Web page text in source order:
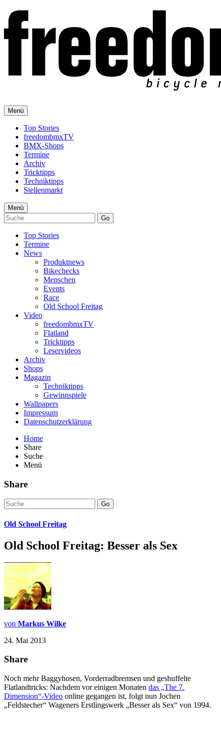
Menü
Top Stories
freedombmxTV
BMX-Shops
Termine
Archiv
Tricktipps
Techniktipps
Stellenmarkt
Menü
Go
Top Stories
Termine
News
Produktnews
Bikechecks
Menschen
Events
Race
Old School Freitag
Video
freedombmxTV
Flatland
Tricktipps
Leservideos
Archiv
Shops
Magazin
Techniktipps
Gewinnspiele
Wallpapers
Impressum
Datenschutzerklärung
Home
Share
Suche
Menü
Share
Go
Old School Freitag
Old School Freitag: Besser als Sex
von Markus Wilke
24. Mai 2013
Share
Noch mehr Baggyhosen, Vorderradbremsen und geshuffelte
Flatlandtricks: Nachdem vor einigen Monaten das „The 7.
Dimension“-Video online gegangen ist, folgt nun Jochen
„Feldstecher“ Wageners Erstlingswerk „Besser als Sex“ von 1994.